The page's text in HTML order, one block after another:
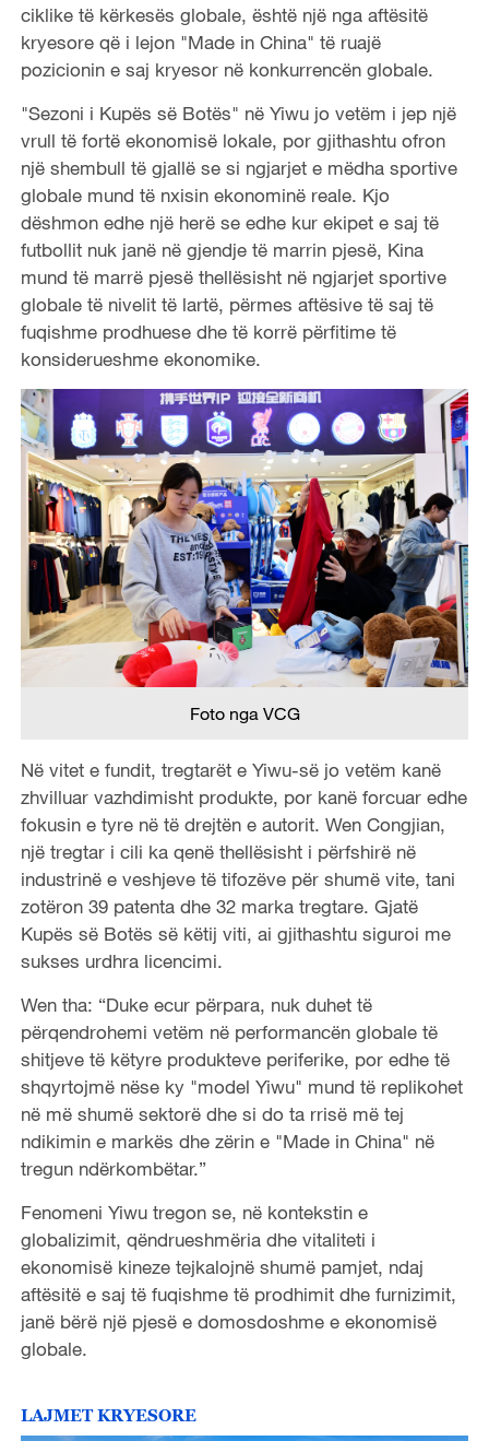
ciklike të kërkesës globale, është një nga aftësitë
kryesore që i lejon "Made in China" të ruajë
pozicionin e saj kryesor në konkurrencën globale.
"Sezoni i Kupës së Botës" në Yiwu jo vetëm i jep një
vrull të fortë ekonomisë lokale, por gjithashtu ofron
një shembull të gjallë se si ngjarjet e mëdha sportive
globale mund të nxisin ekonominë reale. Kjo
dëshmon edhe një herë se edhe kur ekipet e saj të
futbollit nuk janë në gjendje të marrin pjesë, Kina
mund të marrë pjesë thellësisht në ngjarjet sportive
globale të nivelit të lartë, përmes aftësive të saj të
fuqishme prodhuese dhe të korrë përfitime të
konsiderueshme ekonomike.
Foto nga VCG
Në vitet e fundit, tregtarët e Yiwu-së jo vetëm kanë
zhvilluar vazhdimisht produkte, por kanë forcuar edhe
fokusin e tyre në të drejtën e autorit. Wen Congjian,
një tregtar i cili ka qenë thellësisht i përfshirë në
industrinë e veshjeve të tifozëve për shumë vite, tani
zotëron 39 patenta dhe 32 marka tregtare. Gjatë
Kupës së Botës së këtij viti, ai gjithashtu siguroi me
sukses urdhra licencimi.
Wen tha: “Duke ecur përpara, nuk duhet të
përqendrohemi vetëm në performancën globale të
shitjeve të këtyre produkteve periferike, por edhe të
shqyrtojmë nëse ky "model Yiwu" mund të replikohet
në më shumë sektorë dhe si do ta rrisë më tej
ndikimin e markës dhe zërin e "Made in China" në
tregun ndërkombëtar.”
Fenomeni Yiwu tregon se, në kontekstin e
globalizimit, qëndrueshmëria dhe vitaliteti i
ekonomisë kineze tejkalojnë shumë pamjet, ndaj
aftësitë e saj të fuqishme të prodhimit dhe furnizimit,
janë bërë një pjesë e domosdoshme e ekonomisë
globale.
LAJMET KRYESORE